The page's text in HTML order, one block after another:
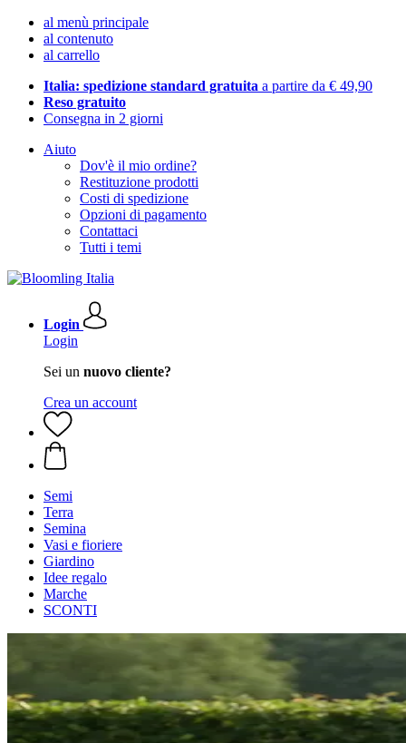
al menù principale
al contenuto
al carrello
Italia: spedizione standard gratuita a partire da € 49,90
Reso gratuito
Consegna in 2 giorni
Aiuto
Dov'è il mio ordine?
Restituzione prodotti
Costi di spedizione
Opzioni di pagamento
Contattaci
Tutti i temi
Login
Login
Sei un nuovo cliente?
Crea un account
Semi
Terra
Semina
Vasi e fioriere
Giardino
Idee regalo
Marche
SCONTI